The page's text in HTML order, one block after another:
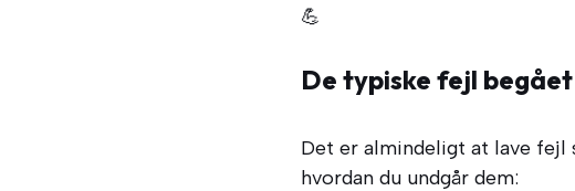
💪
De typiske fejl
Det er almindeligt at lave fejl
hvordan du undgår dem: